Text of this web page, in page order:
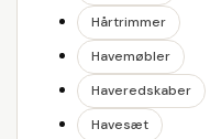
Hårtrimmer
Havemøbler
Haveredskaber
Havesæt